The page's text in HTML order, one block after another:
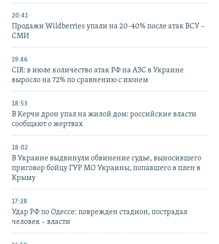
20:41
Продажи Wildberries упали на 20-40% после атак ВСУ –
СМИ
19:46
CIR: в июле количество атак РФ на АЗС в Украине
выросло на 72% по сравнению с июнем
18:53
В Керчи дрон упал на жилой дом: российские власти
сообщают о жертвах
18:02
В Украине выдвинули обвинение судье, выносившего
приговор бойцу ГУР МО Украины, попавшего в плен в
Крыму
17:28
Удар РФ по Одессе: поврежден стадион, пострадал
человек – власти